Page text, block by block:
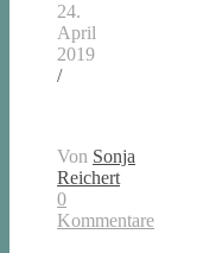
24.
April
2019
/
Von Sonja
Reichert
0
Kommentare